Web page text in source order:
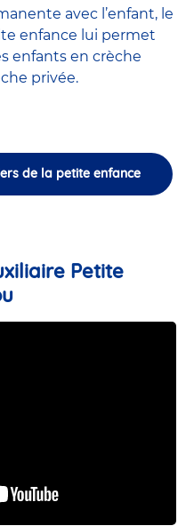
avec l’enfant, le
enfance lui permet
enfants en crèche
privée.
de la petite enfance
Petite